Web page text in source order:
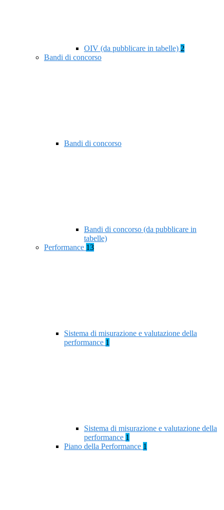
OIV (da pubblicare in tabelle) 2
Bandi di concorso
Bandi di concorso
Bandi di concorso (da pubblicare in
tabelle)
Performance 13
Sistema di misurazione e valutazione della
performance 1
Sistema di misurazione e valutazione della
performance 1
Piano della Performance 1